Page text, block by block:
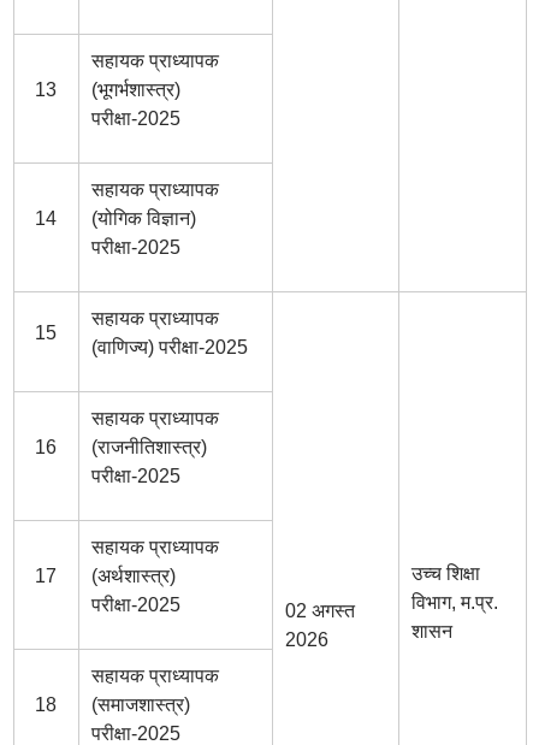
13
सहायक प्राध्यापक
(भूगर्भशास्त्र)
परीक्षा-2025
14
सहायक प्राध्यापक
(योगिक विज्ञान)
परीक्षा-2025
15
सहायक प्राध्यापक
(वाणिज्य) परीक्षा-2025
02 अगस्त
2026
उच्च शिक्षा
विभाग, म.प्र.
शासन
16
सहायक प्राध्यापक
(राजनीतिशास्त्र)
परीक्षा-2025
17
सहायक प्राध्यापक
(अर्थशास्त्र)
परीक्षा-2025
18
सहायक प्राध्यापक
(समाजशास्त्र)
परीक्षा-2025